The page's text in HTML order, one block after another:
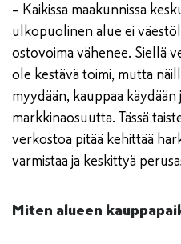
– Kaikissa maakunnissa
ulkopuolinen alue ei
ostovoima vähenee. Siellä
ole kestävä toimi, mutta
myydään, kauppaa käydään
markkinaosuutta. Tässä
verkostoa pitää kehittää
varmistaa ja keskittyä
Miten alueen